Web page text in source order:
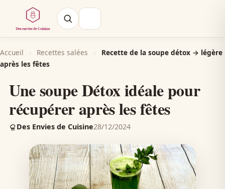
Accueil › Recettes salées ›
Recette de la soupe détox → légère
après les fêtes
Une soupe Détox idéale pour
récupérer après les fêtes
Des Envies de Cuisine28/12/2024